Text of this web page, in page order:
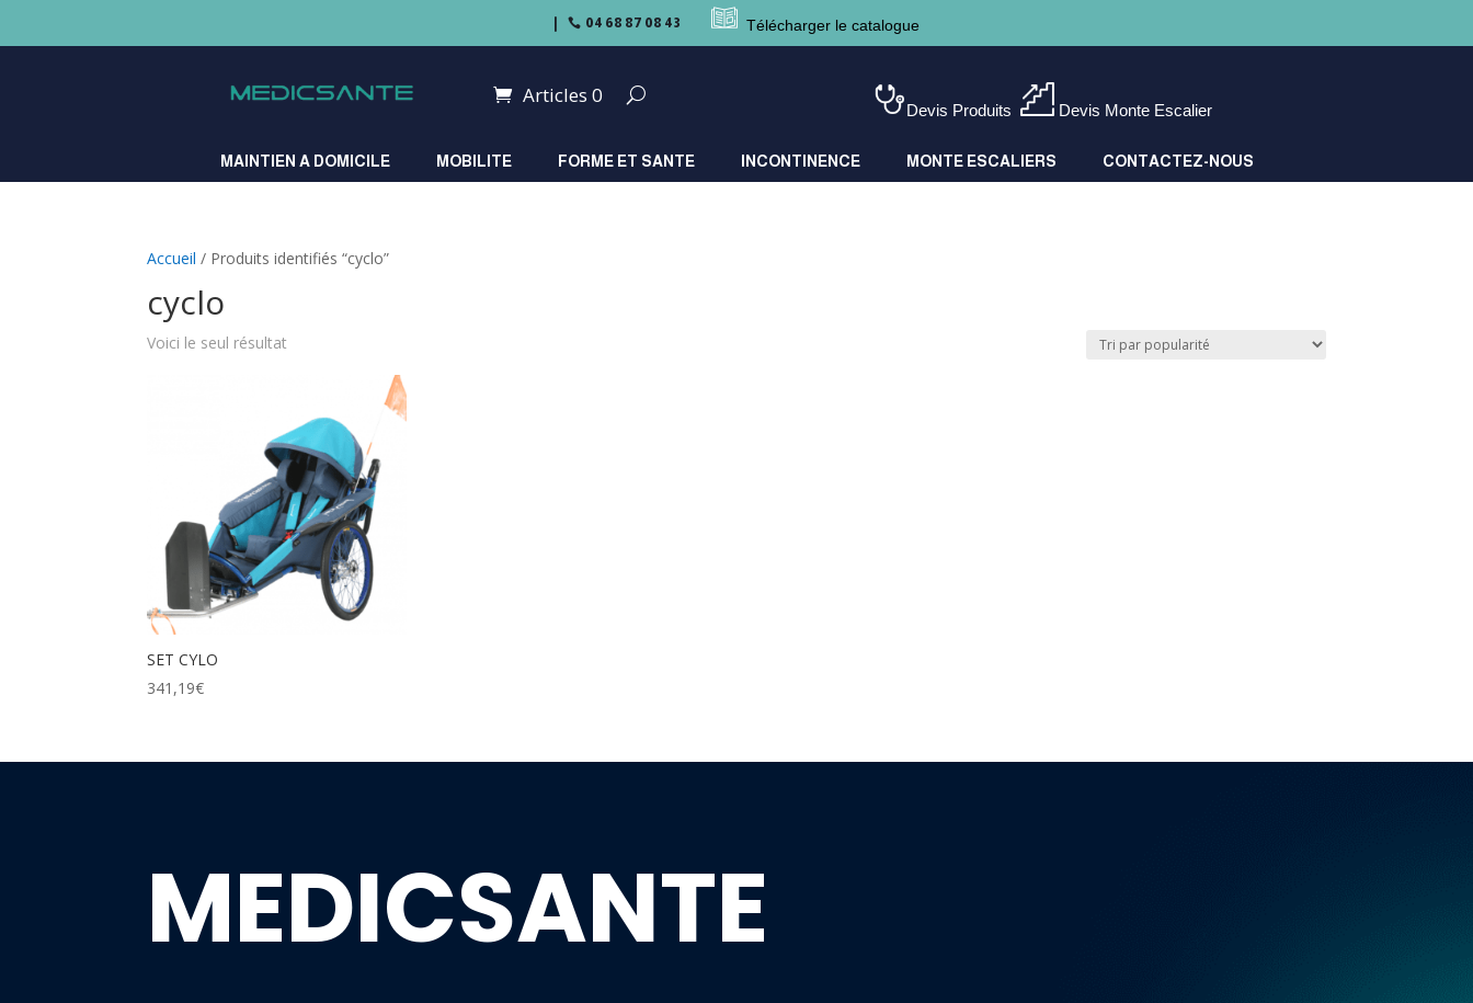
 04 68 87 08 43 Télécharger le catalogue
Articles 0
Devis Produits Devis Monte Escalier
MAINTIEN A DOMICILE MOBILITE FORME ET SANTE INCONTINENCE MONTE ESCALIERS CONTACTEZ-NOUS
Accueil / Produits identifiés “cyclo”
cyclo
Voici le seul résultat
SET CYLO
341,19€
MEDICSANTE